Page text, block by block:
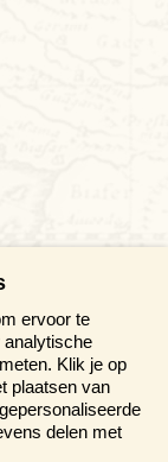
ervoor te
analytische
Klik je op
plaatsen van
delen met